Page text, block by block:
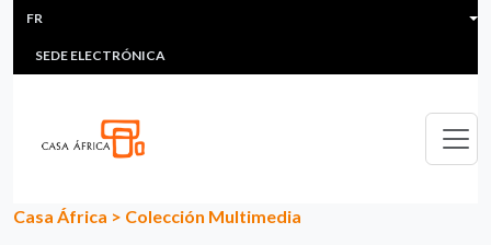
Aller au contenu principal
HEADER MENU
MULTIMEDIA
SEDE ELECTRÓNICA
FR
Casa África > Colección Multimedia